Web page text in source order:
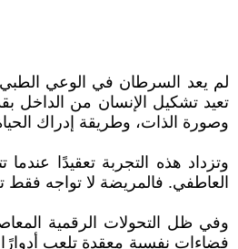
لم يعد السرطان في الوعي
تعيد تشكيل الإنسان من الداخل
وصورة الذات، وطريقة إدراك
وتزداد هذه التجربة تعقيدًا
العاطفي. فالمريضة لا تواجه فقط
وفي ظل التحولات الرقمية
فضاءات نفسية معقدة تلعب أدوارًا